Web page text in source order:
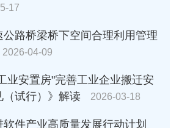
17
公路桥梁桥下空间合理利用管理
2026-04-09
业安置房"完善工业企业搬迁安
试行）》解读
2026-03-18
软件产业高质量发展行动计划